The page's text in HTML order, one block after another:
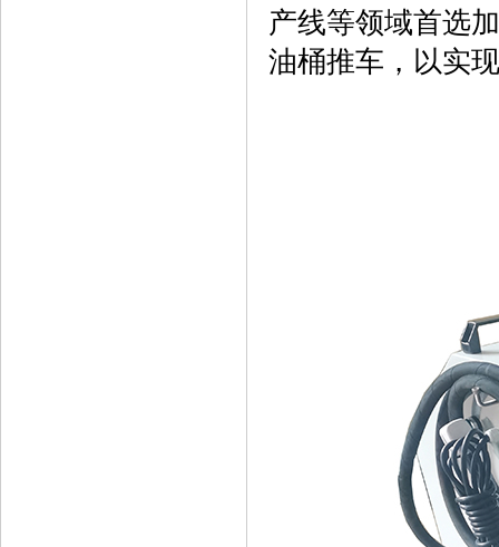
产线等领域首选
油桶推车，以实